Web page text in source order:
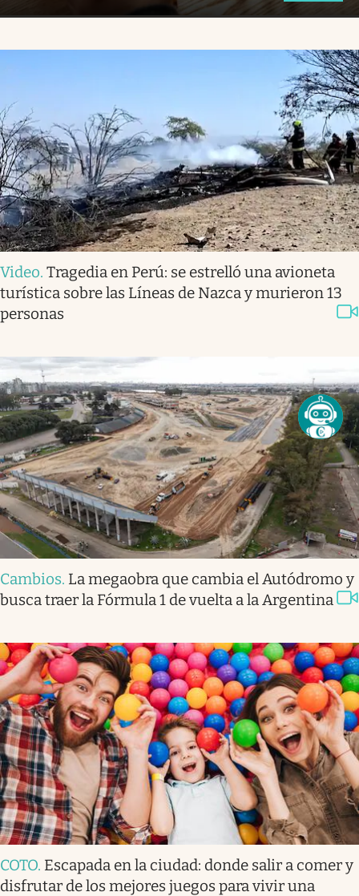
Video. Tragedia en Perú: se estrelló una avioneta
turística sobre las Líneas de Nazca y murieron 13
personas
Cambios. La megaobra que cambia el Autódromo y
busca traer la Fórmula 1 de vuelta a la Argentina
COTO. Escapada en la ciudad: donde salir a comer y
disfrutar de los mejores juegos para vivir una